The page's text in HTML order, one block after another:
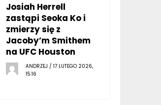
Josiah Herrell
zastąpi Seoka Ko i
zmierzy się z
Jacoby’m Smithem
na UFC Houston
ANDRZEJ / 17 LUTEGO 2026,
15:16